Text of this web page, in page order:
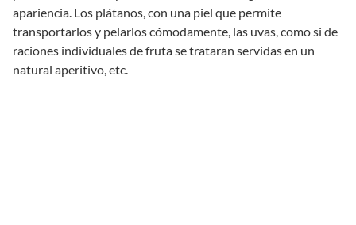
apariencia. Los plátanos, con una piel que permite
transportarlos y pelarlos cómodamente, las uvas, como si de
raciones individuales de fruta se trataran servidas en un
natural aperitivo, etc.